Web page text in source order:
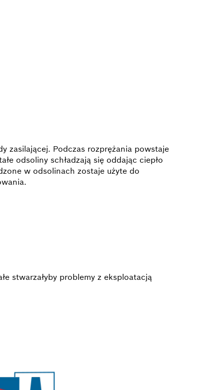
zasilającej. Podczas rozprężania powstaje
odsoliny schładzają się oddając ciepło
w odsolinach zostaje użyte do
stwarzałyby problemy z eksploatacją